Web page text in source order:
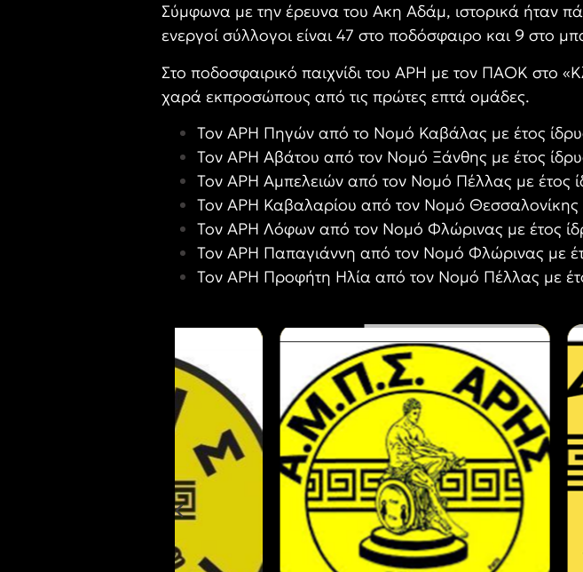
Σύμφωνα με την έρευνα του Ακη Αδάμ, ιστορικά ήταν
ενεργοί σύλλογοι είναι 47 στο ποδόσφαιρο και 9 στο
Στο ποδοσφαιρικό παιχνίδι του ΑΡΗ με τον ΠΑΟΚ στο
χαρά εκπροσώπους από τις πρώτες επτά ομάδες.
Τον ΑΡΗ Πηγών από το Νομό Καβάλας με έτος
Τον ΑΡΗ Αβάτου από τον Νομό Ξάνθης με έτος
Τον ΑΡΗ Αμπελειών από τον Νομό Πέλλας με έτος
Τον ΑΡΗ Καβαλαρίου από τον Νομό Θεσσαλονίκης
Τον ΑΡΗ Λόφων από τον Νομό Φλώρινας με έτος
Τον ΑΡΗ Παπαγιάννη από τον Νομό Φλώρινας με
Τον ΑΡΗ Προφήτη Ηλία από τον Νομό Πέλλας με